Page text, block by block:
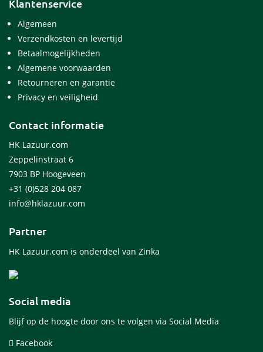
Klantenservice
Algemeen
Verzendkosten en levertijd
Betaalmogelijkheden
Algemene voorwaarden
Retourneren en garantie
Privacy en veiligheid
Contact informatie
HK Lazuur.com
Zeppelinstraat 6
7903 BP Hoogeveen
+31 (0)528 204 087
info@hklazuur.com
Partner
HK Lazuur.com is onderdeel van Zinka
Social media
Blijf op de hoogte door ons te volgen via Social Media
Facebook